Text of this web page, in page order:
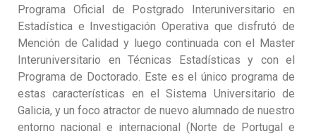
Programa Oficial de Postgrado Interuniversitario en
Estadística e Investigación Operativa que disfrutó de
Mención de Calidad y luego continuada con el Master
Interuniversitario en Técnicas Estadísticas y con el
Programa de Doctorado. Este es el único programa de
estas características en el Sistema Universitario de
Galicia, y un foco atractor de nuevo alumnado de nuestro
entorno nacional e internacional (Norte de Portugal e